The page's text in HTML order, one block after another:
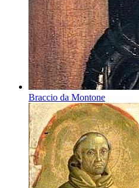
Braccio da Montone